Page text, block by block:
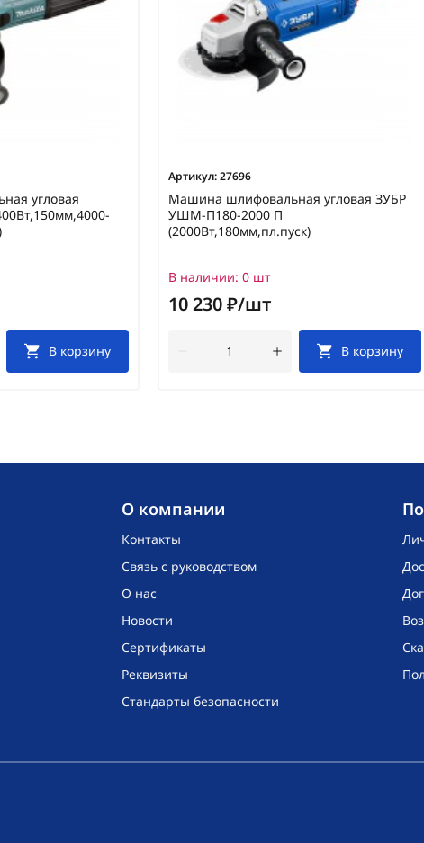
угловая
В корзину
Артикул:27696
Машина шлифовальная угловая ЗУБР
УШМ-П180-2000 П
(2000Вт,180мм,пл.пуск)
В наличии: 0 шт
10 230 ₽/шт
В корзину
O компании
Контакты
Связь с руководством
О нас
Новости
Сертификаты
Реквизиты
Стандарты безопасности